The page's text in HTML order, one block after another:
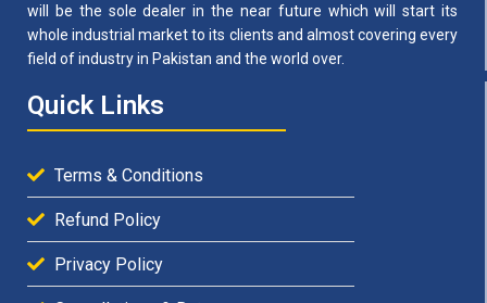
will be the sole dealer in the near future which will start its
whole industrial market to its clients and almost covering every
field of industry in Pakistan and the world over.
Quick Links
Terms & Conditions
Refund Policy
Privacy Policy